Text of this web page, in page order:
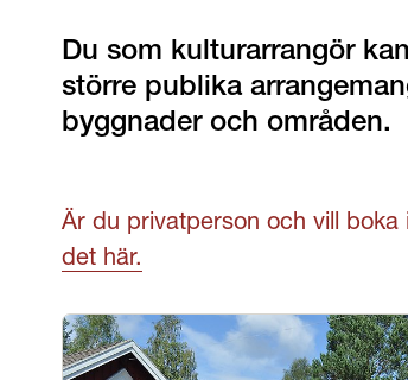
Du som kulturarrangör
större publika
byggnader och områden.
Är du privatperson och vill
det här.